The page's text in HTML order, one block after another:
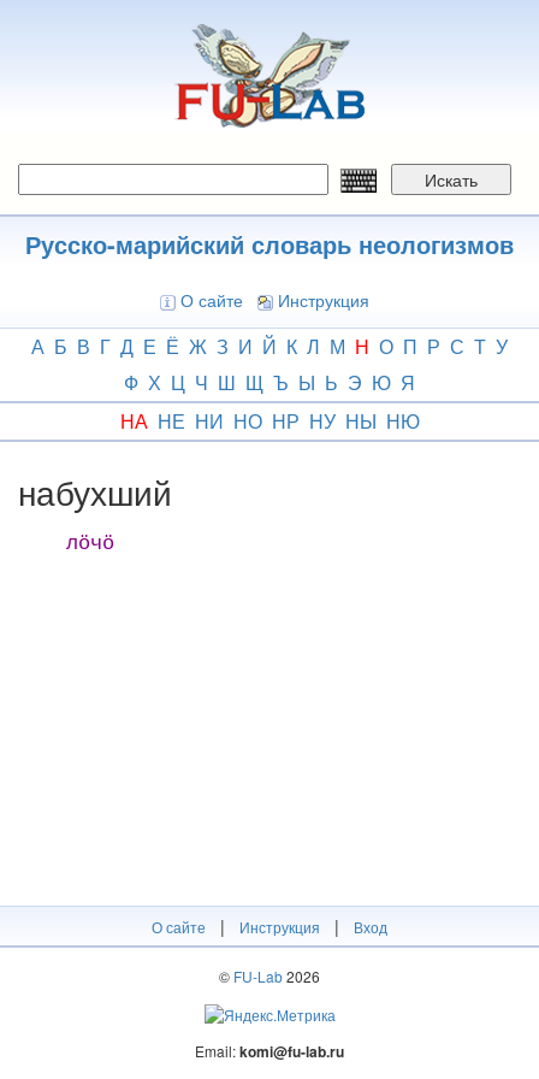
Искать
Русско-марийский словарь неологизмов
О сайте Инструкция
А Б В Г Д Е Ё Ж З И Й К Л М Н О П Р С Т У
Ф Х Ц Ч Ш Щ Ъ Ы Ь Э Ю Я
НА НЕ НИ НО НР НУ НЫ НЮ
набухший
лӧчӧ
О сайте | Инструкция | Вход
© FU-Lab2026
Email:komi@fu-lab.ru